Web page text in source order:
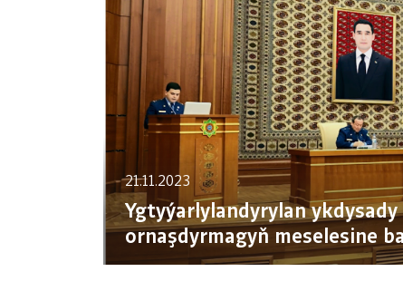
21.11.2023
Ygtyýarlylandyrylan
ornaşdyrmagyň meselesine